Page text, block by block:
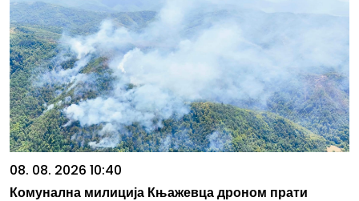
08. 08. 2026 10:40
Комунална милиција Књажевца дронoм прати